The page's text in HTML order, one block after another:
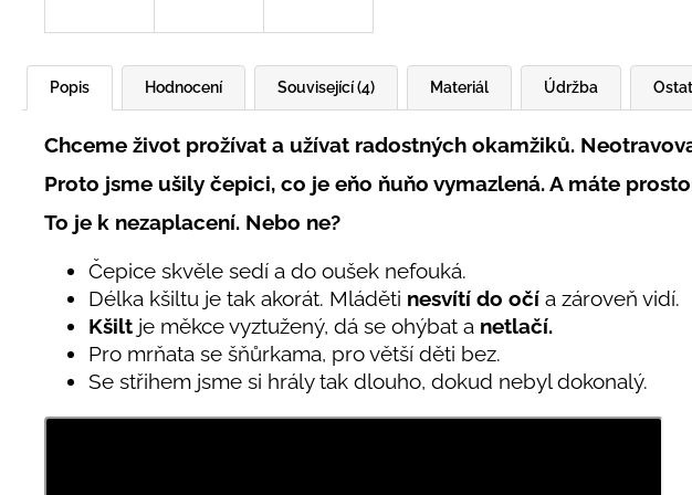
Popis Hodnocení Související (4) Materiál Údržba
Chceme život prožívat a užívat radostných okamžiků.
Proto jsme ušily čepici, co je eňo ňuňo vymazlená. A máte
To je k nezaplacení. Nebo ne?
Čepice skvěle sedí a do oušek nefouká.
Délka kšiltu je tak akorát. Mláděti nesvítí do očí a zároveň vidí.
Kšilt je měkce vyztužený, dá se ohýbat a netlačí.
Pro mrňata se šňůrkama, pro větší děti bez.
Se střihem jsme si hrály tak dlouho, dokud nebyl dokonalý.